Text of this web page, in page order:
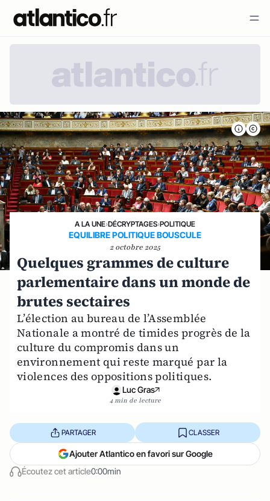
A LA UNE›DÉCRYPTAGES›POLITIQUE
EQUILIBRE POLITIQUE BOUSCULE
2 octobre 2025
Quelques grammes de culture
parlementaire dans un monde de
brutes sectaires
L’élection au bureau de l’Assemblée
Nationale a montré de timides progrès de la
culture du compromis dans un
environnement qui reste marqué par la
violences des oppositions politiques.
Luc Gras
4 min de lecture
Écoutez cet article0:00min
PARTAGER CLASSER
Ajouter Atlantico en favori sur Google